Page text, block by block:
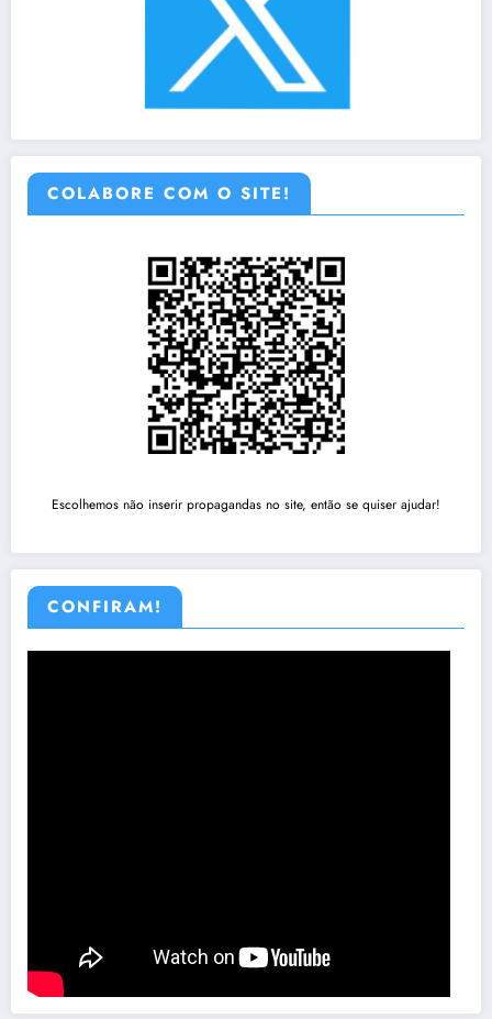
COLABORE COM O SITE!
Escolhemos não inserir propagandas no site, então se quiser ajudar!
CONFIRAM!